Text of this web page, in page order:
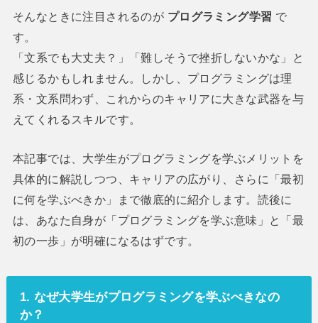
そんなときに注目されるのが プログラミング学習 で
す。
「文系でも大丈夫？」「難しそうで挫折しないかな」と
感じるかもしれません。しかし、プログラミングは理
系・文系問わず、これからのキャリアに大きな武器を与
えてくれるスキルです。
本記事では、大学生がプログラミングを学ぶメリットを
具体的に解説しつつ、キャリアの広がり、さらに「最初
に何を学ぶべきか」まで徹底的に紹介します。読後に
は、あなた自身が「プログラミングを学ぶ意味」と「最
初の一歩」が明確になるはずです。
1. なぜ大学生がプログラミングを学ぶべきなの
か？